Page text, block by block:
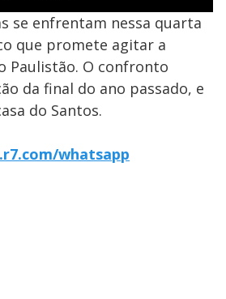
se enfrentam nessa quarta
que promete agitar a
Paulistão. O confronto
da final do ano passado, e
do Santos.
whatsapp